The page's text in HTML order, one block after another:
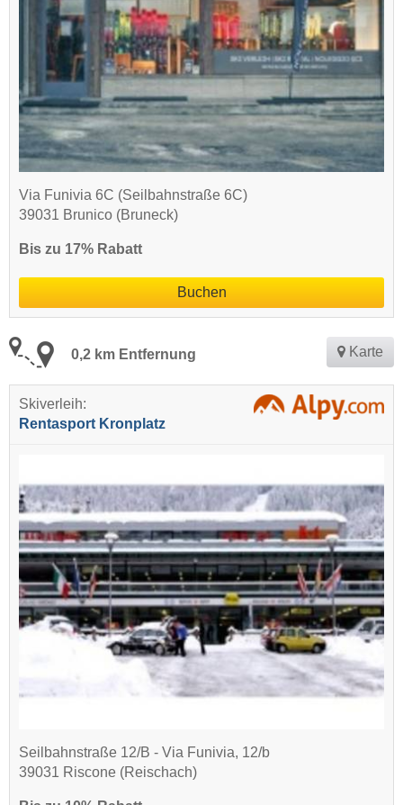
Via Funivia 6C (Seilbahnstraße 6C)
39031 Brunico (Bruneck)
Bis zu 17% Rabatt
Buchen
0,2 km Entfernung Karte
Skiverleih:
Rentasport Kronplatz
Seilbahnstraße 12/B - Via Funivia, 12/b
39031 Riscone (Reischach)